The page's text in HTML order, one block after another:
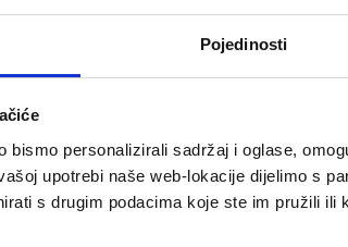
Pojedinosti
bismo personalizirali sadržaj i oglase,
upotrebi naše web-lokacije dijelimo s
s drugim podacima koje ste im pružili ili
AL DENTE 2; udžbenik za talijanski jezik, 1.
nastavljači, 1. i/ili 2., 2. i/ili 3. razred
prvi i drugi strani jezik (početno i
Autor(i):
Birello Bonafaccia Bosc Licastro Vilagrasa
Nakladnik:
Registarski broj
6797